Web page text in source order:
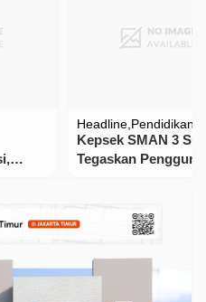
Pendidikan
‎Kepsek SMAN 3 Subang
Tegaskan Penggunaan
Kemendikbud